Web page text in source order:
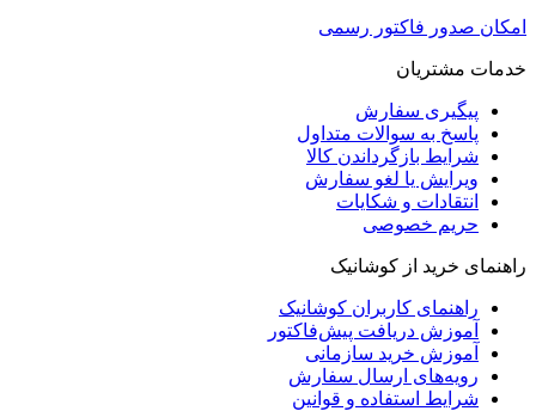
امکان صدور فاکتور رسمی
خدمات مشتریان
پیگیری سفارش
پاسخ به سوالات متداول
شرایط بازگرداندن کالا
ویرایش یا لغو سفارش
انتقادات و شکایات
حریم خصوصی
راهنمای خرید از کوشانیک
راهنمای کاربران کوشانیک
آموزش دریافت پیش‌فاکتور
آموزش خرید سازمانی
رویه‌های ارسال سفارش
شرایط استفاده و قوانین